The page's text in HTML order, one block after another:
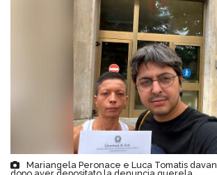
Mariangela Peronace e Luca Tomatis